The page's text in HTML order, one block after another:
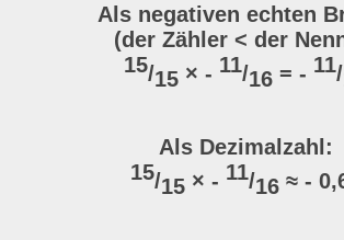
Als negativen echten
(der Zähler < der
15/15 × - 11/16 = - 11/
Als Dezimalzahl:
15/15 × - 11/16 ≈ -